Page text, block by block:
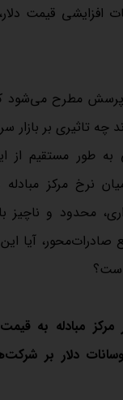
افزایشی قیمت
پرسش مطرح می‌شود
چه تاثیری بر بازار
طور مستقیم از
نرخ مرکز مبادله
محدود و ناچیز
آیا این
مبادله به قیمت
دلار بر